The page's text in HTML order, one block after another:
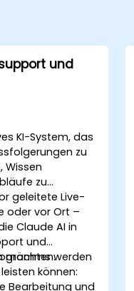
und
KI-System, das
zu
Wissen
zu
geleitete Live-
oder vor Ort –
Claude AI in
und
möchten.werden
können:
Bearbeitung und